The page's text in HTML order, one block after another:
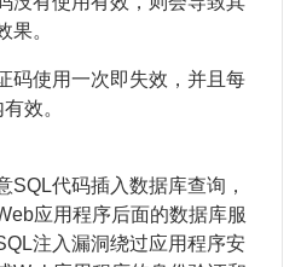
果。
码使用一次即失效，并且每
效。
SQL代码插入数据库查询，
应用程序后面的数据库服
注入漏洞绕过应用程序安